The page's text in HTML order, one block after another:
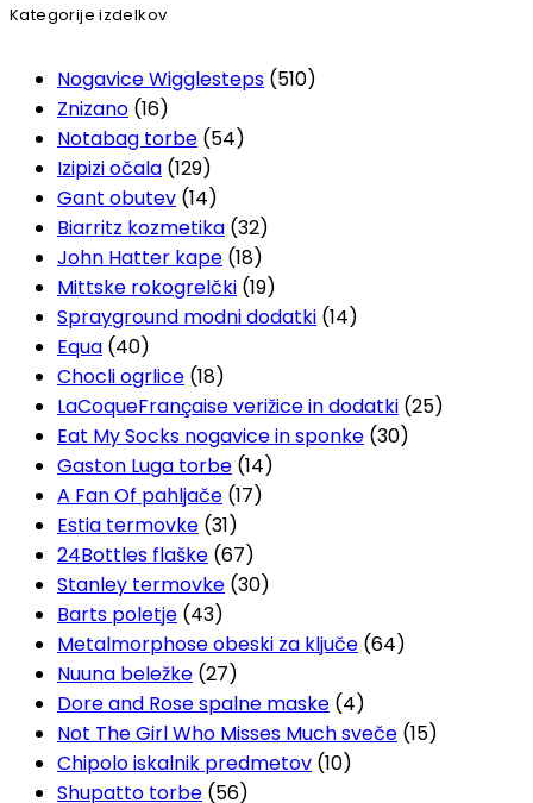
Kategorije izdelkov
Nogavice Wigglesteps (510)
Znizano (16)
Notabag torbe (54)
Izipizi očala (129)
Gant obutev (14)
Biarritz kozmetika (32)
John Hatter kape (18)
Mittske rokogrelčki (19)
Sprayground modni dodatki (14)
Equa (40)
Chocli ogrlice (18)
LaCoqueFrançaise verižice in dodatki (25)
Eat My Socks nogavice in sponke (30)
Gaston Luga torbe (14)
A Fan Of pahljače (17)
Estia termovke (31)
24Bottles flaške (67)
Stanley termovke (30)
Barts poletje (43)
Metalmorphose obeski za ključe (64)
Nuuna beležke (27)
Dore and Rose spalne maske (4)
Not The Girl Who Misses Much sveče (15)
Chipolo iskalnik predmetov (10)
Shupatto torbe (56)